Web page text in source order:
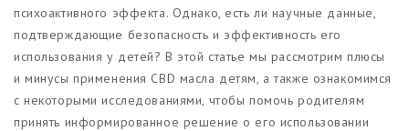
психоактивного эффекта. Однако, есть ли научные данные,
подтверждающие безопасность и эффективность его
использования у детей? В этой статье мы рассмотрим плюсы
и минусы применения CBD масла детям, а также ознакомимся
с некоторыми исследованиями, чтобы помочь родителям
принять информированное решение о его использовании